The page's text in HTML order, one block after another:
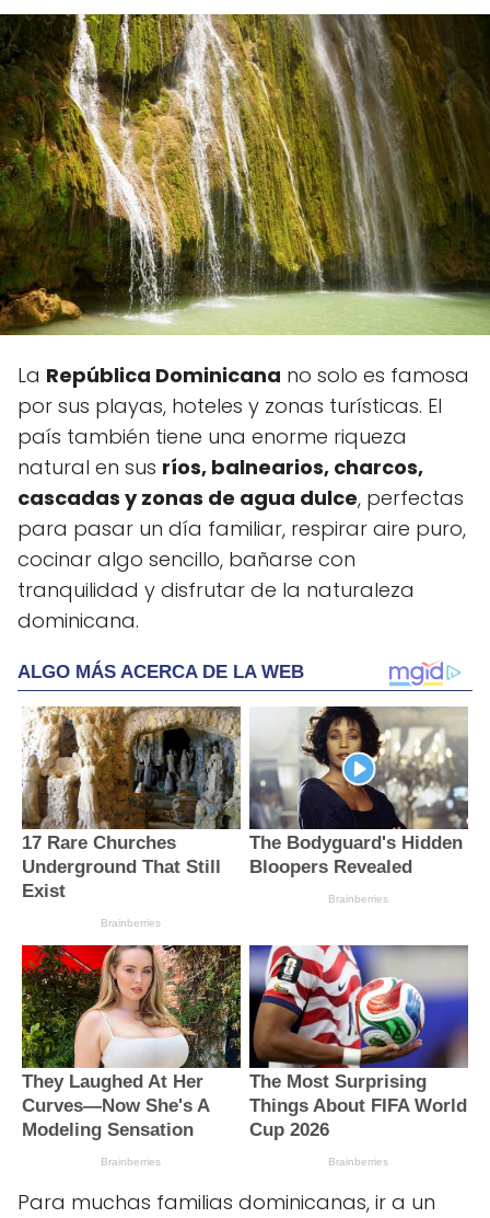
La República Dominicana no solo es famosa
por sus playas, hoteles y zonas turísticas. El
país también tiene una enorme riqueza
natural en sus ríos, balnearios, charcos,
cascadas y zonas de agua dulce, perfectas
para pasar un día familiar, respirar aire puro,
cocinar algo sencillo, bañarse con
tranquilidad y disfrutar de la naturaleza
dominicana.
Para muchas familias dominicanas, ir a un